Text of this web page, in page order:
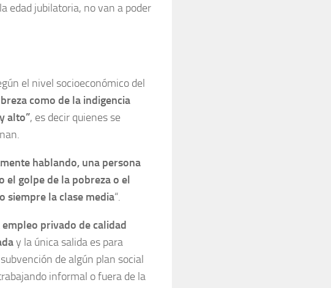
edad jubilatoria, no van a poder
el nivel socioeconómico del
como de la indigencia
alto”, es decir quienes se
hablando, una persona
el golpe de la pobreza o el
siempre la clase media“.
privado de calidad
y la única salida es para
de algún plan social
informal o fuera de la